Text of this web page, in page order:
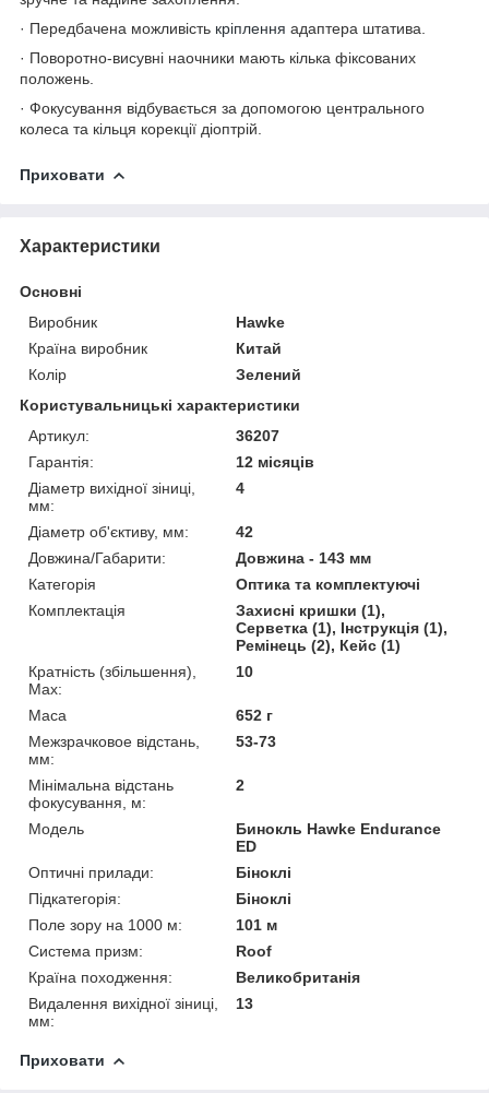
· Передбачена можливість кріплення адаптера штатива.
· Поворотно-висувні наочники мають кілька фіксованих
положень.
· Фокусування відбувається за допомогою центрального
колеса та кільця корекції діоптрій.
Приховати
Характеристики
Основні
Виробник
Hawke
Країна виробник
Китай
Колір
Зелений
Користувальницькі характеристики
Артикул:
36207
Гарантія:
12 місяців
Діаметр вихідної зіниці,
мм:
4
Діаметр об'єктиву, мм:
42
Довжина/Габарити:
Довжина - 143 мм
Категорія
Оптика та комплектуючі
Комплектація
Захисні кришки (1),
Серветка (1), Інструкція (1),
Ремінець (2), Кейс (1)
Кратність (збільшення),
Max:
10
Маса
652 г
Межзрачковое відстань,
мм:
53-73
Мінімальна відстань
фокусування, м:
2
Мoдель
Бинокль Hawke Endurance
ED
Оптичні прилади:
Біноклі
Підкатегорія:
Біноклі
Поле зору на 1000 м:
101 м
Система призм:
Roof
Країна походження:
Великобританія
Видалення вихідної зіниці,
мм:
13
Приховати